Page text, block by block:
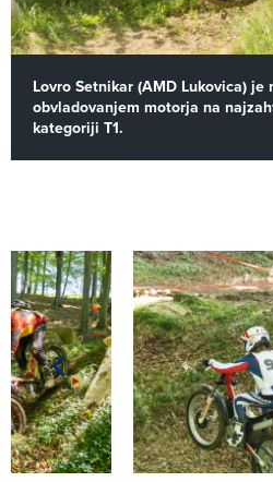
Lovro Setnikar (AMD Lukovica)
obvladovanjem motorja na
kategoriji T1.